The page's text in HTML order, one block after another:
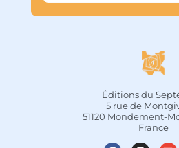
Éditions du
5 rue de
51120 Mondement-
France